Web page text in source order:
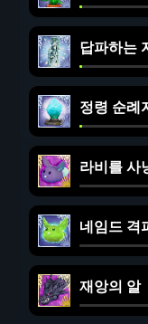
답파하는
정령 순례
라비를 사
네임드 격
재앙의 알